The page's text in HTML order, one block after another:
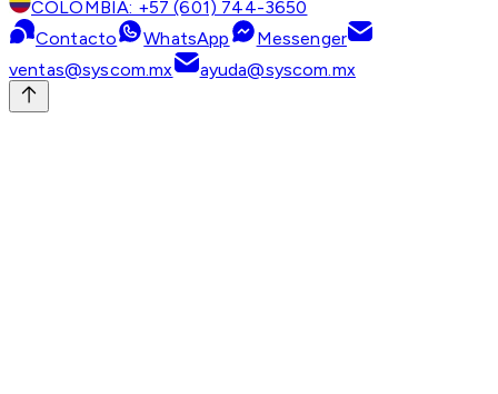
COLOMBIA: +57 (601) 744-3650
Contacto
WhatsApp
Messenger
ventas@syscom.mx
ayuda@syscom.mx